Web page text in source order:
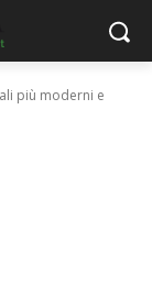
più moderni e